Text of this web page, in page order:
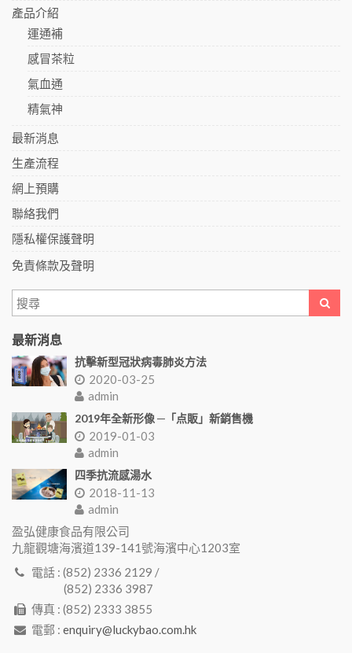
產品介紹
運通補
感冒茶粒
氣血通
精氣神
最新消息
生產流程
網上預購
聯絡我們
隱私權保護聲明
免責條款及聲明
最新消息
抗擊新型冠狀病毒肺炎方法
2020-03-25
admin
2019年全新形像 ─「点販」新銷售機
2019-01-03
admin
四季抗流感湯水
2018-11-13
admin
盈弘健康食品有限公司
九龍觀塘海濱道139-141號海濱中心1203室
電話 : (852) 2336 2129 /
(852) 2336 3987
傳真 : (852) 2333 3855
電郵 : enquiry@luckybao.com.hk